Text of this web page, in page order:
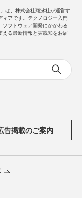
は、株式会社翔泳社が運営す
ィアです。テクノロジー入門
ソフトウェア開発にかかわる
える最新情報と実践知をお届
告掲載のご案内